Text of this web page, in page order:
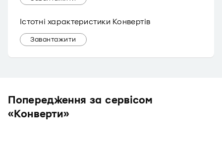
Істотні характеристики Конвертів
Завантажити
Попередження за сервісом
«Конверти»